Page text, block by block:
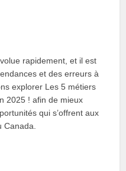
rapidement, et il est
et des erreurs à
explorer Les 5 métiers
2025 ! afin de mieux
qui s’offrent aux